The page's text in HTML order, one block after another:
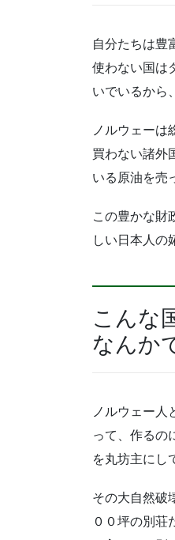
自分たちは豊
使わない国は
いでいるから
ノルウェーは
買わない諸外
いる原油を売
この豊かな財
しい日本人の
こんな
なんか
ノルウェー人
って、作るの
を丸坊主にし
その大自然破
００坪の別